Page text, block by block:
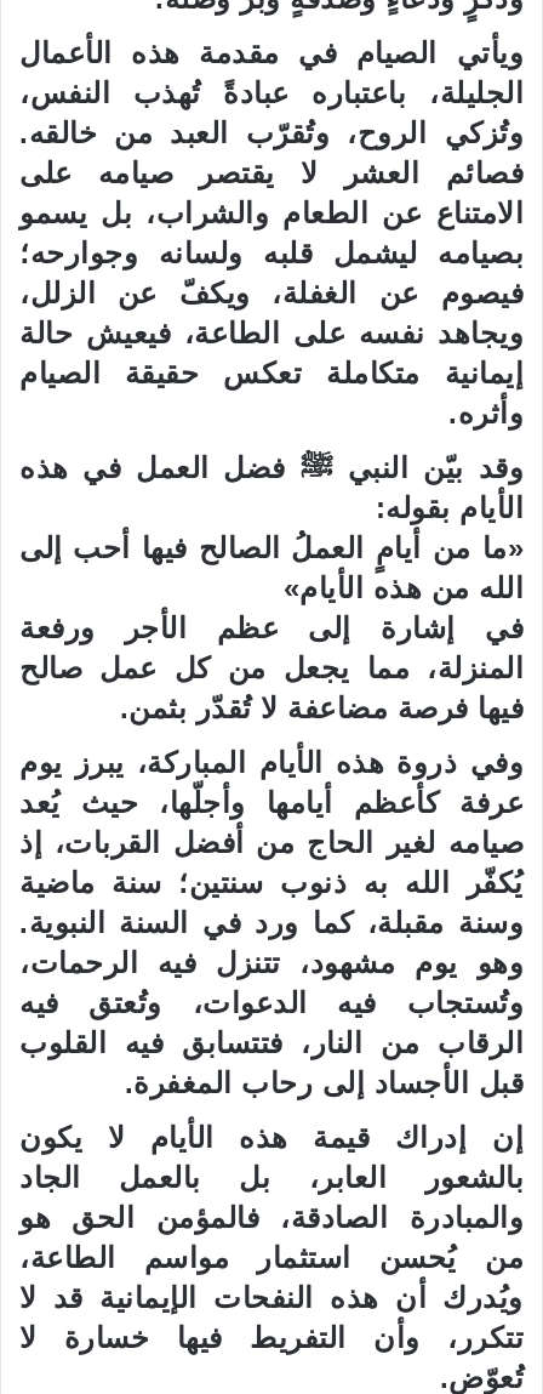
ويأتي الصيام في مقدمة هذه الأعمال
الجليلة، باعتباره عبادةً تُهذب النفس،
وتُزكي الروح، وتُقرّب العبد من خالقه.
فصائم العشر لا يقتصر صيامه على
الامتناع عن الطعام والشراب، بل يسمو
بصيامه ليشمل قلبه ولسانه وجوارحه؛
فيصوم عن الغفلة، ويكفّ عن الزلل،
ويجاهد نفسه على الطاعة، فيعيش حالة
إيمانية متكاملة تعكس حقيقة الصيام
وأثره.
وقد بيّن النبي ﷺ فضل العمل في هذه
الأيام بقوله:
«ما من أيامٍ العملُ الصالح فيها أحب إلى
الله من هذه الأيام»
في إشارة إلى عظم الأجر ورفعة
المنزلة، مما يجعل من كل عمل صالح
فيها فرصة مضاعفة لا تُقدّر بثمن.
وفي ذروة هذه الأيام المباركة، يبرز يوم
عرفة كأعظم أيامها وأجلّها، حيث يُعد
صيامه لغير الحاج من أفضل القربات، إذ
يُكفّر الله به ذنوب سنتين؛ سنة ماضية
وسنة مقبلة، كما ورد في السنة النبوية.
وهو يوم مشهود، تتنزل فيه الرحمات،
وتُستجاب فيه الدعوات، وتُعتق فيه
الرقاب من النار، فتتسابق فيه القلوب
قبل الأجساد إلى رحاب المغفرة.
إن إدراك قيمة هذه الأيام لا يكون
بالشعور العابر، بل بالعمل الجاد
والمبادرة الصادقة، فالمؤمن الحق هو
من يُحسن استثمار مواسم الطاعة،
ويُدرك أن هذه النفحات الإيمانية قد لا
تتكرر، وأن التفريط فيها خسارة لا
تُعوّض.